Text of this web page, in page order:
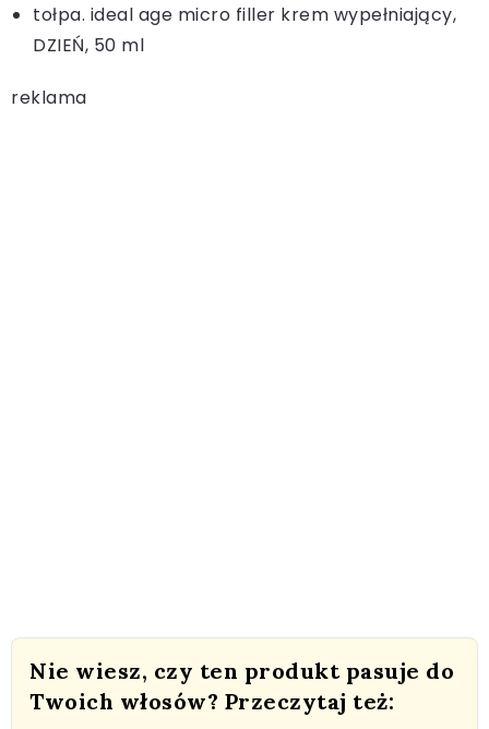
tołpa. ideal age micro filler krem wypełniający,
DZIEŃ, 50 ml
reklama
Nie wiesz, czy ten produkt pasuje do
Twoich włosów? Przeczytaj też: